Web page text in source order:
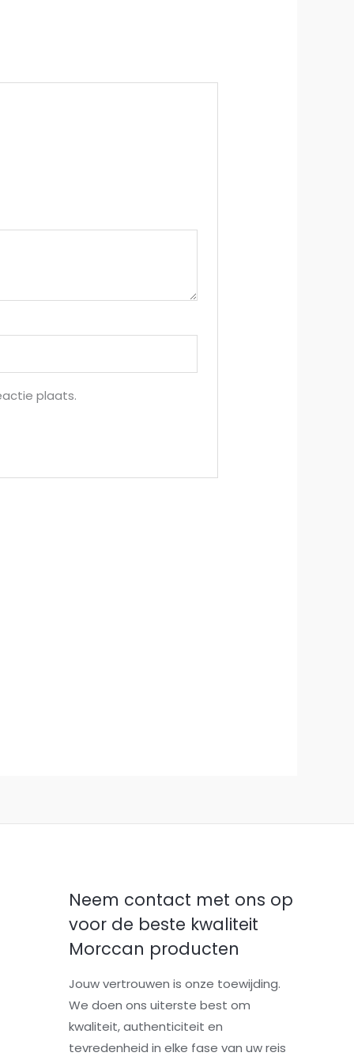
plaats.
Neem contact met ons op
voor de beste kwaliteit
Morccan producten
Jouw vertrouwen is onze toewijding.
We doen ons uiterste best om
kwaliteit, authenticiteit en
tevredenheid in elke fase van uw reis